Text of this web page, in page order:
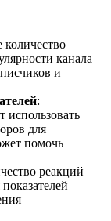
количество
канала
и
:
использовать
для
помочь
реакций